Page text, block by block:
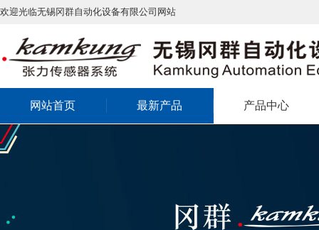
欢迎光临无锡冈群自动化设备有限公司网站
网站首页 最新产品 产品中心